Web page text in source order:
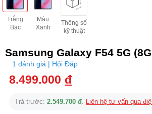
Trắng
Bạc
Màu
Xanh
Thông số
kỹ thuật
Samsung Galaxy F54 5G
1 đánh giá | Hỏi Đáp
8.499.000 đ
Trả trước:2.549.700 đ. Liên hệ tư vấn qua